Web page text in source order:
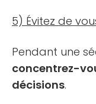
5) Évitez de
Pendant une
concentrez-
décisions.